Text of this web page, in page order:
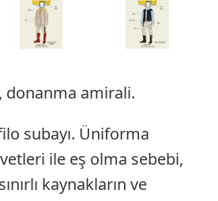
donanma amirali.
subayı. Üniforma
ile eş olma sebebi,
kaynakların ve